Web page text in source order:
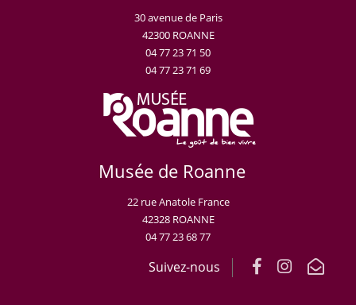
30 avenue de Paris
42300 ROANNE
04 77 23 71 50
04 77 23 71 69
Musée de Roanne
22 rue Anatole France
42328 ROANNE
04 77 23 68 77
Suivez-nous